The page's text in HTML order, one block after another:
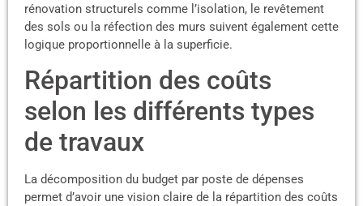
rénovation structurels comme l’isolation, le revêtement
des sols ou la réfection des murs suivent également cette
logique proportionnelle à la superficie.
Répartition des coûts
selon les différents types
de travaux
La décomposition du budget par poste de dépenses
permet d’avoir une vision claire de la répartition des coûts